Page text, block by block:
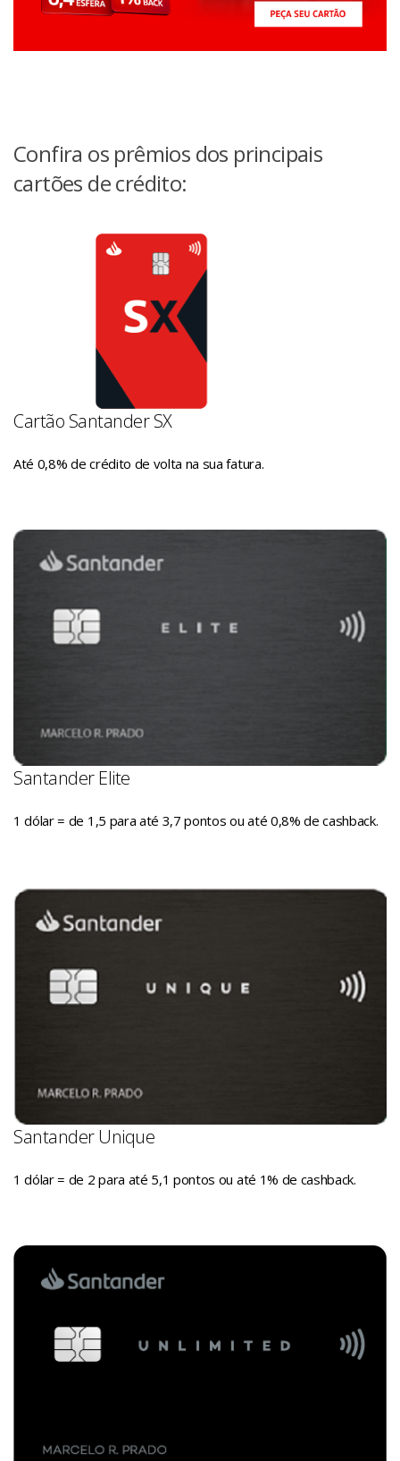
Confira os prêmios dos principais
cartões de crédito:
Cartão Santander SX
Até 0,8% de crédito de volta na sua fatura.
Santander Elite
1 dólar = de 1,5 para até 3,7 pontos ou até 0,8% de cashback.
Santander Unique
1 dólar = de 2 para até 5,1 pontos ou até 1% de cashback.